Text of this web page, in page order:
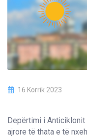
16 Korrik 2023
Depërtimi i
ajrore të thata e të